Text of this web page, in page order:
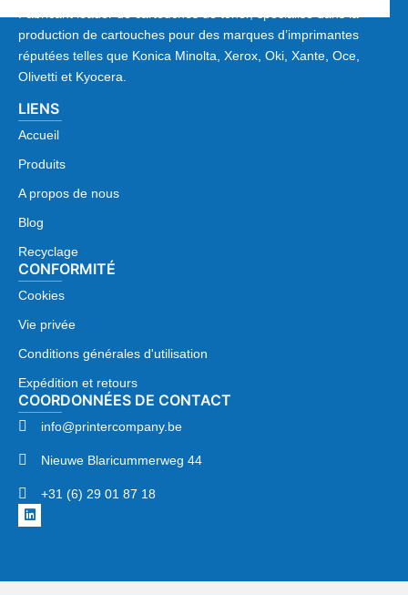
production de cartouches pour des marques d’imprimantes
réputées telles que Konica Minolta, Xerox, Oki, Xante, Oce,
Olivetti et Kyocera.
LIENS
Accueil
Produits
A propos de nous
Blog
Recyclage
CONFORMITÉ
Cookies
Vie privée
Conditions générales d'utilisation
Expédition et retours
COORDONNÉES DE CONTACT
info@printercompany.be
Nieuwe Blaricummerweg 44
+31 (6) 29 01 87 18